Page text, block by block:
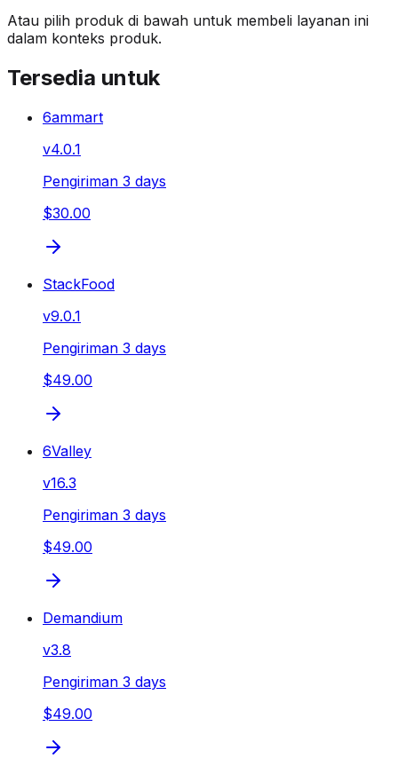
Atau pilih produk di bawah untuk membeli layanan ini
dalam konteks produk.
Tersedia untuk
6ammart
v4.0.1
Pengiriman 3 days
$30.00
StackFood
v9.0.1
Pengiriman 3 days
$49.00
6Valley
v16.3
Pengiriman 3 days
$49.00
Demandium
v3.8
Pengiriman 3 days
$49.00